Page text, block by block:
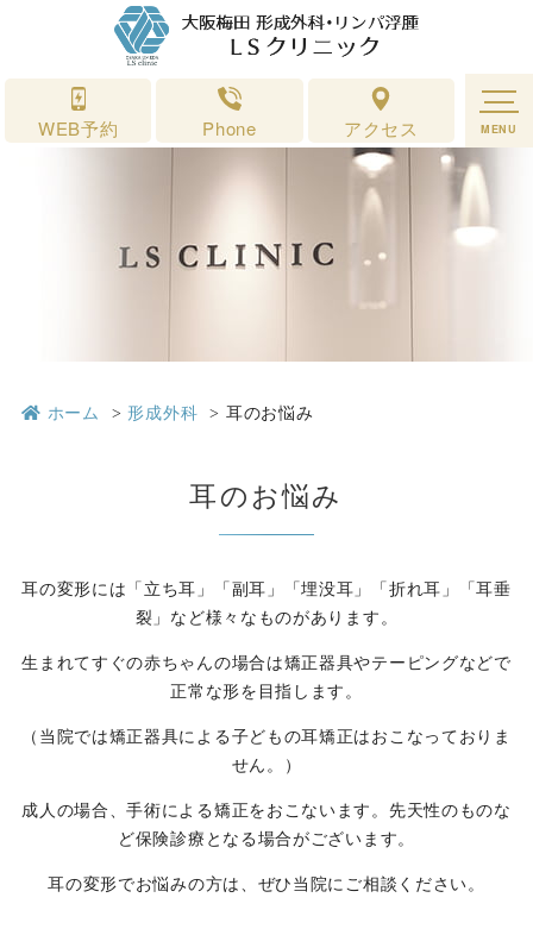
WEB予約 Phone アクセス MENU
耳のお悩み｜形成外科・リンパ浮腫 ＬＳクリニック 大阪梅田
ホーム 形成外科 耳のお悩み
耳のお悩み
耳の変形には「立ち耳」「副耳」「埋没耳」「折れ耳」「耳垂
裂」など様々なものがあります。
生まれてすぐの赤ちゃんの場合は矯正器具やテーピングなどで
正常な形を目指します。
（当院では矯正器具による子どもの耳矯正はおこなっておりま
せん。）
成人の場合、手術による矯正をおこないます。先天性のものな
ど保険診療となる場合がございます。
耳の変形でお悩みの方は、ぜひ当院にご相談ください。